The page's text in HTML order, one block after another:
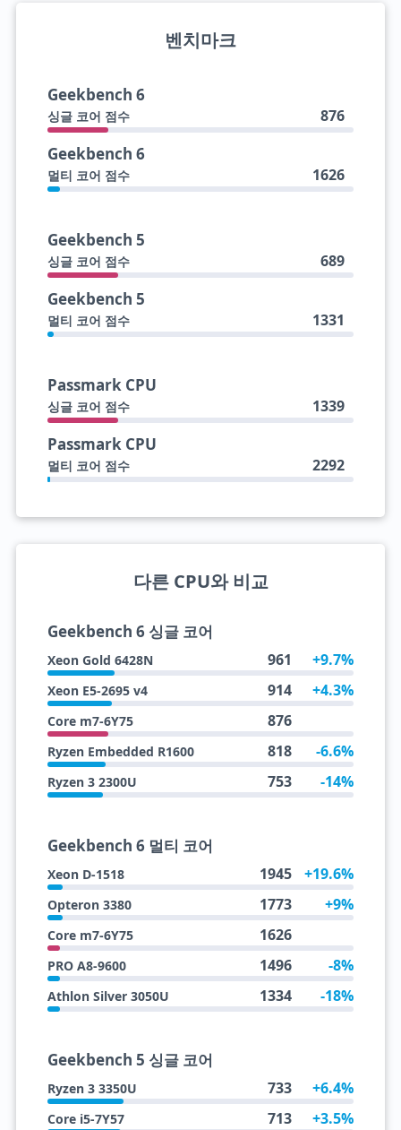
벤치마크
Geekbench 6
싱글 코어 점수 876
Geekbench 6
멀티 코어 점수 1626
Geekbench 5
싱글 코어 점수 689
Geekbench 5
멀티 코어 점수 1331
Passmark CPU
싱글 코어 점수 1339
Passmark CPU
멀티 코어 점수 2292
다른 CPU와 비교
Geekbench 6 싱글 코어
Xeon Gold 6428N 961 +9.7%
Xeon E5-2695 v4 914 +4.3%
Core m7-6Y75 876
Ryzen Embedded R1600 818 -6.6%
Ryzen 3 2300U 753 -14%
Geekbench 6 멀티 코어
Xeon D-1518 1945 +19.6%
Opteron 3380 1773 +9%
Core m7-6Y75 1626
PRO A8-9600 1496 -8%
Athlon Silver 3050U 1334 -18%
Geekbench 5 싱글 코어
Ryzen 3 3350U 733 +6.4%
Core i5-7Y57 713 +3.5%